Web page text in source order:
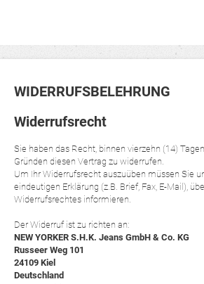
WIDERRUFSBELEHRUNG
Widerrufsrecht
Sie haben das Recht, binnen vierzehn (14)
Gründen diesen Vertrag zu widerrufen.
Um Ihr Widerrufsrecht auszuüben müssen Sie
eindeutigen Erklärung (z.B. Brief, Fax, E-Mail),
Widerrufsrechtes informieren.
Der Widerruf ist zu richten an:
NEW YORKER S.H.K. Jeans GmbH & Co. KG
Russeer Weg 101
24109 Kiel
Deutschland